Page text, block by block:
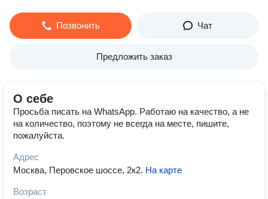
Позвонить Чат
Предложить заказ
О себе
Просьба писать на WhatsApp. Работаю на качество, а не
на количество, поэтому не всегда на месте, пишите,
пожалуйста.
Адрес
Москва, Перовское шоссе, 2к2. На карте
Возраст